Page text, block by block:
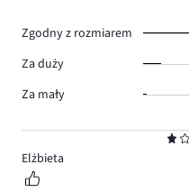
1
Elżbieta
Zgodny z rozmiarem
Za duży
Za mały